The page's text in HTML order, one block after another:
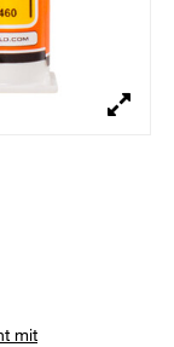
mit